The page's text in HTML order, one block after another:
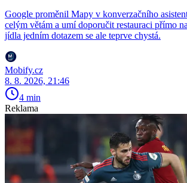
Google proměnil Mapy v konverzačního
celým větám a umí doporučit restauraci přímo
jídla jedním dotazem se ale teprve chystá.
Mobify.cz
8. 8. 2026, 21:46
4 min
Reklama